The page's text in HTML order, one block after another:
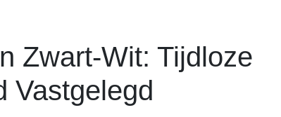
Zwart-Wit: Tijdloze
Vastgelegd